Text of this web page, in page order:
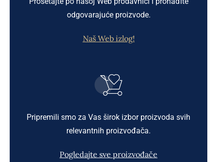
odgovarajuće proizvode.
Naš Web izlog!
Pripremili smo za Vas širok izbor proizvoda svih
relevantnih proizvođača.
Pogledajte sve proizvođače